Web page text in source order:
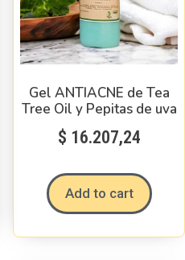
Gel ANTIACNE de Tea
Tree Oil y Pepitas de uva
$ 16.207,24
Add to cart